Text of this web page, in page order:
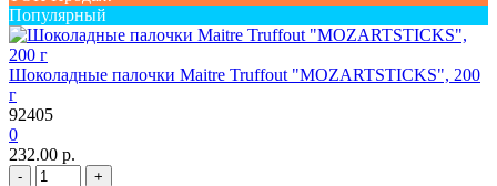
Популярный
Шоколадные палочки Maitre Truffout "MOZARTSTICKS", 200
г
92405
0
232.00 р.
- +